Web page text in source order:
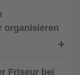
organisieren
Friseur bei